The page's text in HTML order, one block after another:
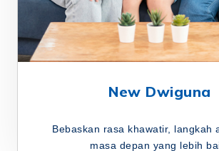
New Dwiguna
Bebaskan rasa khawatir, langkah
masa depan yang lebih